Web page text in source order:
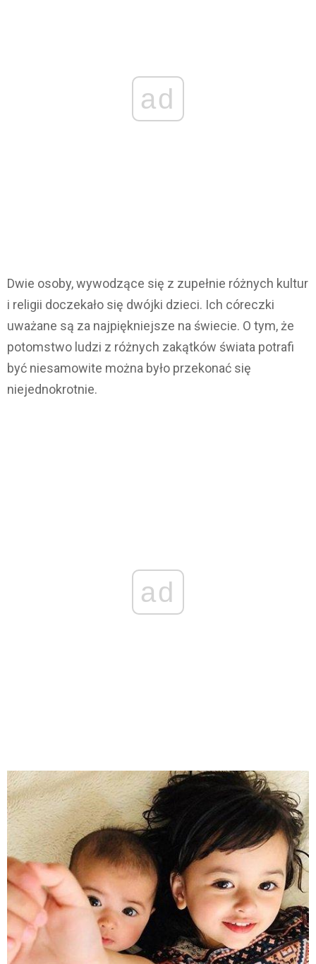
ad
Dwie osoby, wywodzące się z zupełnie różnych kultur
i religii doczekało się dwójki dzieci. Ich córeczki
uważane są za najpiękniejsze na świecie. O tym, że
potomstwo ludzi z różnych zakątków świata potrafi
być niesamowite można było przekonać się
niejednokrotnie.
ad